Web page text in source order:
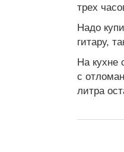
трех
Надо
гитару,
На кухне
с
литра